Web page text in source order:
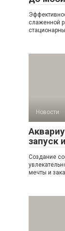
слаженной
Новости
запуск
Создание
мечты и